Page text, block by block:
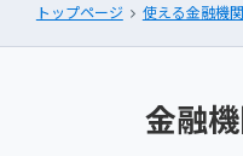
トップページ 使える金融機
金融